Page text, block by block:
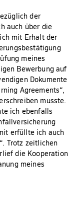
der
auch über die
mit Erhalt der
meines
Bewerbung auf
Dokumente
Agreements“,
musste.
ich ebenfalls
erfüllte ich auch
Trotz zeitlichen
die Kooperation
meines